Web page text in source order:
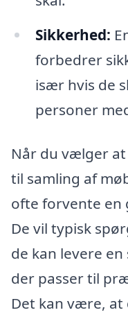
Sikkerhed:
forbedrer
især hvis de
personer
Når du vælger
til samling af
ofte forvente en
De vil typisk
de kan levere
der passer til
Det kan være, at